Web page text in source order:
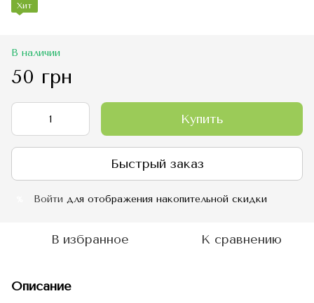
Хит
В наличии
50 грн
Купить
Быстрый заказ
Войти для отображения накопительной скидки
В избранное К сравнению
Описание